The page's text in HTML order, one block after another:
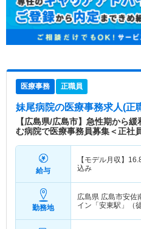
医療事務 正職員
妹尾病院の医療事務求人(正
【広島県/広島市】急性期から
む病院で医療事務員募集＜正社
給与
【モデル月収】
込み
勤務地
広島県 広島市安佐
イン「安東駅」（